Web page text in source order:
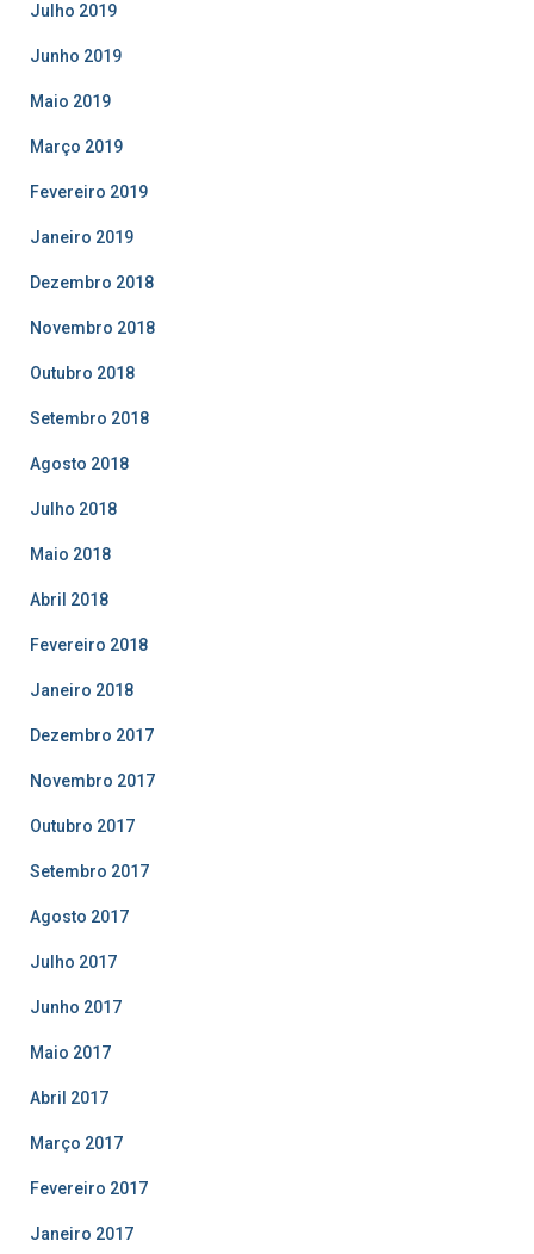
Julho 2019
Junho 2019
Maio 2019
Março 2019
Fevereiro 2019
Janeiro 2019
Dezembro 2018
Novembro 2018
Outubro 2018
Setembro 2018
Agosto 2018
Julho 2018
Maio 2018
Abril 2018
Fevereiro 2018
Janeiro 2018
Dezembro 2017
Novembro 2017
Outubro 2017
Setembro 2017
Agosto 2017
Julho 2017
Junho 2017
Maio 2017
Abril 2017
Março 2017
Fevereiro 2017
Janeiro 2017